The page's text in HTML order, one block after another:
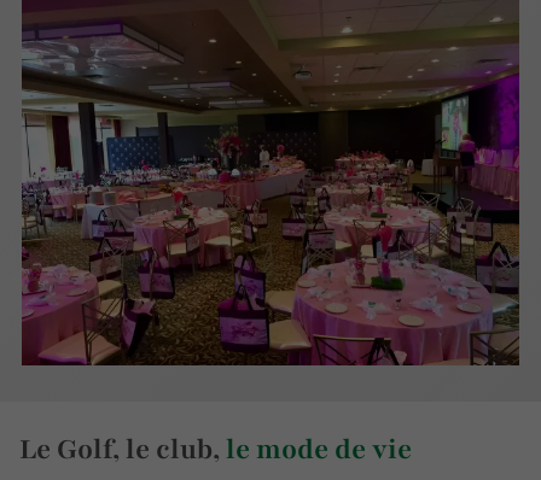
Le Golf, le club,le mode de vie